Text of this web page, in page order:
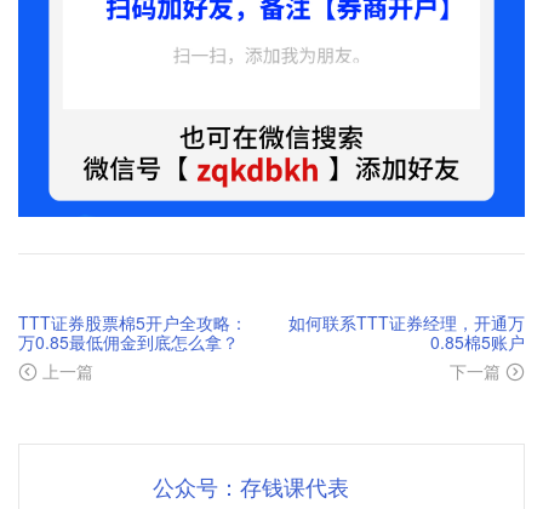
TTT证券股票棉5开户全攻略：
万0.85最低佣金到底怎么拿？
上一篇
如何联系TTT证券经理，开通万
0.85棉5账户
下一篇
公众号：存钱课代表